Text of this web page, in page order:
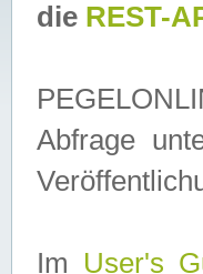
die REST-
Abfrage
Im User's